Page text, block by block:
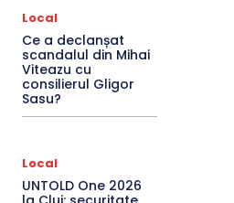
Local
Ce a declanșat
scandalul din Mihai
Viteazu cu
consilierul Gligor
Sasu?
Local
UNTOLD One 2026